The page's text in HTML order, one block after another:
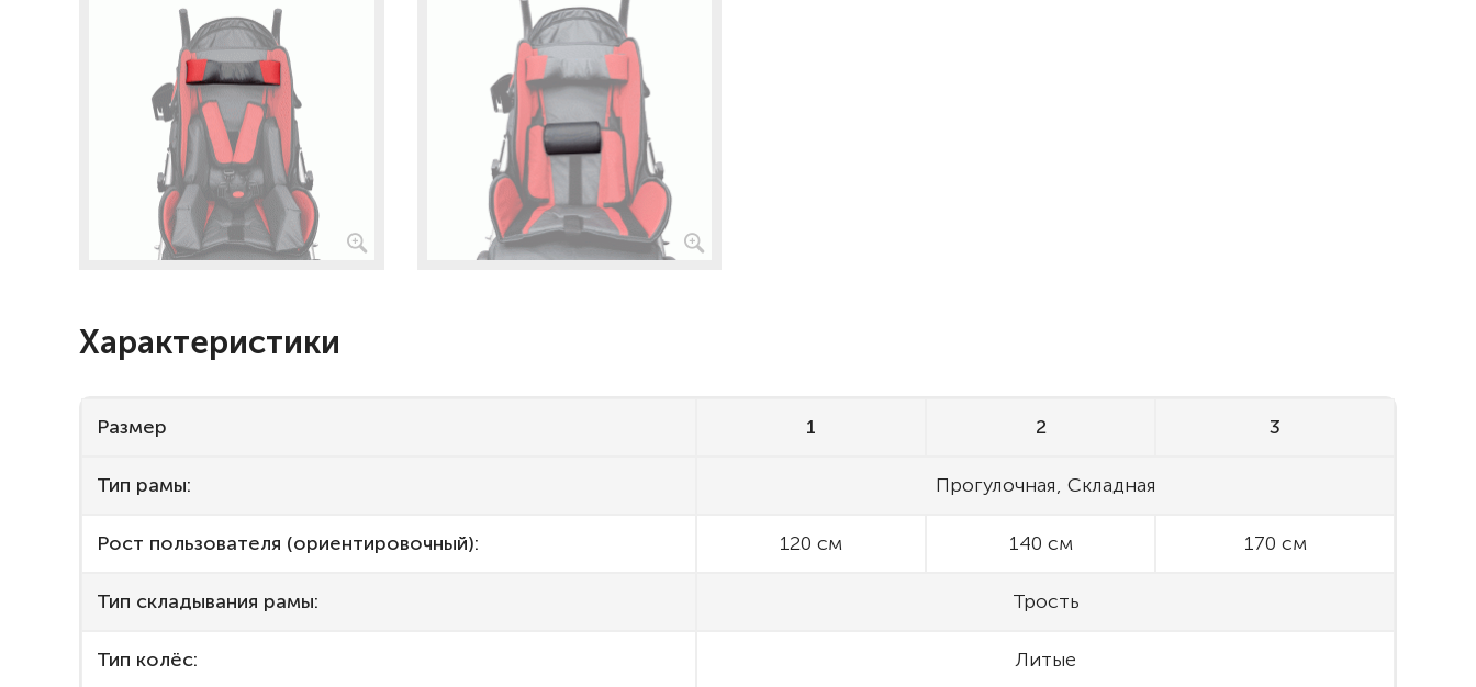
Характеристики
Размер 1 2 3
Тип рамы: Прогулочная, Складная
Рост пользователя (ориентировочный): 120 см 140 см 170 см
Тип складывания рамы: Трость
Тип колёс: Литые